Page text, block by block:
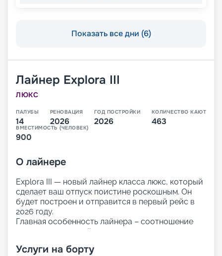
Показать все дни (6)
Лайнер Explora III
ЛЮКС
ПАЛУБЫ
14
РЕНОВАЦИЯ
2026
ГОД ПОСТРОЙКИ
2026
КОЛИЧЕСТВО КАЮТ
463
ВМЕСТИМОСТЬ (ЧЕЛОВЕК)
900
О лайнере
Explora III — новый лайнер класса люкс, который
сделает ваш отпуск поистине роскошным. Он
будет построен и отправится в первый рейс в
2026 году.
Главная особенность лайнера – соотношение
персонала и гостей 1 к 1, что позволяет уделить
персональный подход и индивидуальный сервис.
Услуги на борту